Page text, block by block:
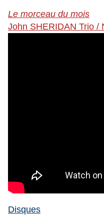
Le morceau du mois
John SHERIDAN Trio /
Disques